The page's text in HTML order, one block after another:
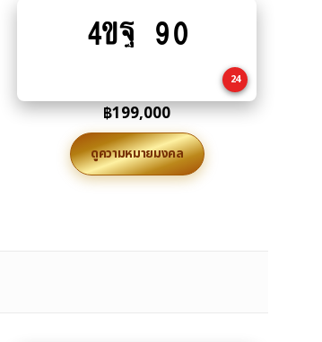
Add
to
4ขฐ 90
24
฿199,000
ดูความหมายมงคล